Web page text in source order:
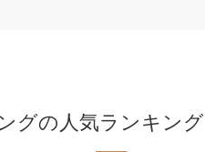
グの人気ランキング